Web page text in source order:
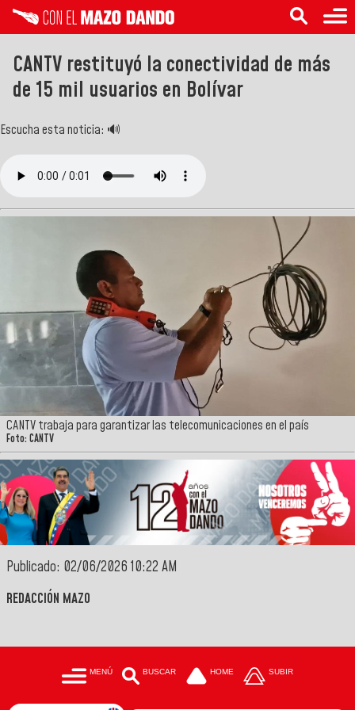
CANTV restituyó la conectividad de más
de 15 mil usuarios en Bolívar
Escucha esta noticia: 🔊
CANTV trabaja para garantizar las telecomunicaciones en el país
Foto: CANTV
Publicado: 02/06/2026 10:22 AM
REDACCIÓN MAZO
MENÚ BUSCAR HOME SUBIR